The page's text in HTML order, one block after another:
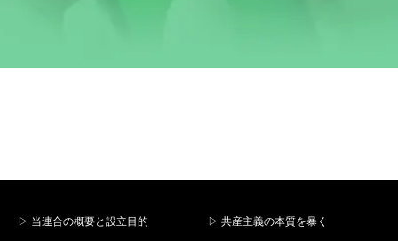
▷ 当連合の概要と設立目的 ▷ 共産主義の本質を暴く